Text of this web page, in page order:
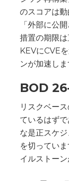
のスコアは
「外部に公
措置の期限
KEVにCVE
ンが加速しま
BOD
リスクベー
ているはず
な是正スケ
を切ってい
イルストーン